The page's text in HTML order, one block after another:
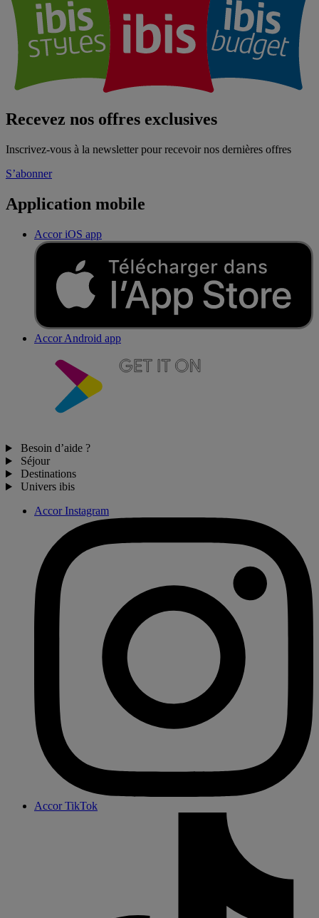
Recevez nos offres exclusives
Inscrivez-vous à la newsletter pour recevoir nos dernières offres
S’abonner
Application mobile
Accor iOS app
Accor Android app
Besoin d’aide ?
Séjour
Destinations
Univers ibis
Accor Instagram
Accor TikTok